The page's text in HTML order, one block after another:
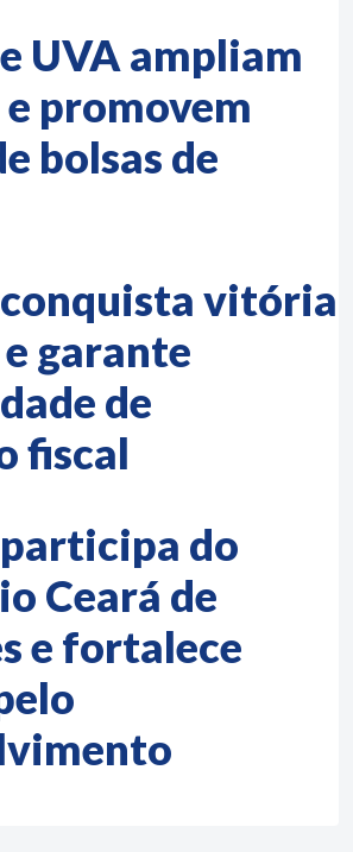
UVA ampliam
promovem
bolsas de
conquista vitória
garante
de
fiscal
participa do
Ceará de
e fortalece